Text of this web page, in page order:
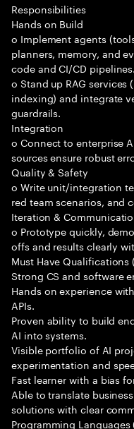
Responsibilities
Hands on Build
o Implement agents
planners, memory, and
code and CI/CD pipelines.
o Stand up RAG
indexing) and integrate
guardrails.
Integration
o Connect to enterprise
sources ensure robust
Quality & Safety
o Write unit/integration
red team scenarios, and
Iteration &
o Prototype quickly,
offs and results clearly
Must Have Qualifications
Strong CS and software
Hands on experience
APIs.
Proven ability to build
AI into systems.
Visible portfolio of AI
experimentation and
Fast learner with a bias
Able to translate
solutions with clear
Programming Languages